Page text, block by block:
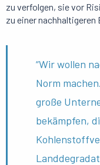
zu verfolgen, sie vor
zu einer nachhaltigeren
“Wir wollen
Norm
große
bekämpfen,